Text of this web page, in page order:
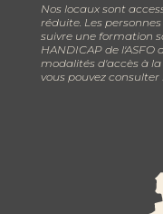
Nos locaux sont
réduite. Les
suivre une formation
HANDICAP de l'ASFO
modalités d'accès à
vous pouvez consulter